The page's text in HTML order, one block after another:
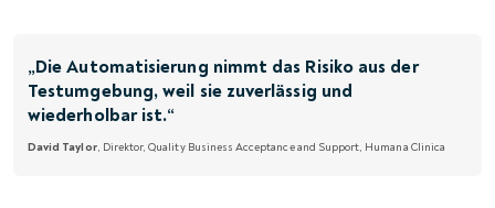
„Die Automatisierung nimmt das Risiko aus der
Testumgebung, weil sie zuverlässig und
wiederholbar ist.“
David Taylor, Direktor, Quality Business Acceptance and Support, Humana Clinica